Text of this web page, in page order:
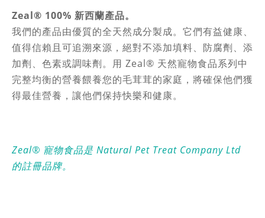
Zeal® 100% 新西蘭產品。
我們的產品由優質的全天然成分製成。它們有益健康、
值得信賴且可追溯來源，絕對不添加填料、防腐劑、添
加劑、色素或調味劑。用 Zeal® 天然寵物食品系列中
完整均衡的營養餵養您的毛茸茸的家庭，將確保他們獲
得最佳營養，讓他們保持快樂和健康。
Zeal® 寵物食品是 Natural Pet Treat Company Ltd
的註冊品牌。